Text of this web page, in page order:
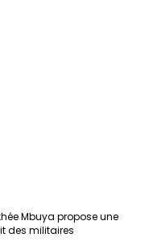
Mbuya propose une
des militaires